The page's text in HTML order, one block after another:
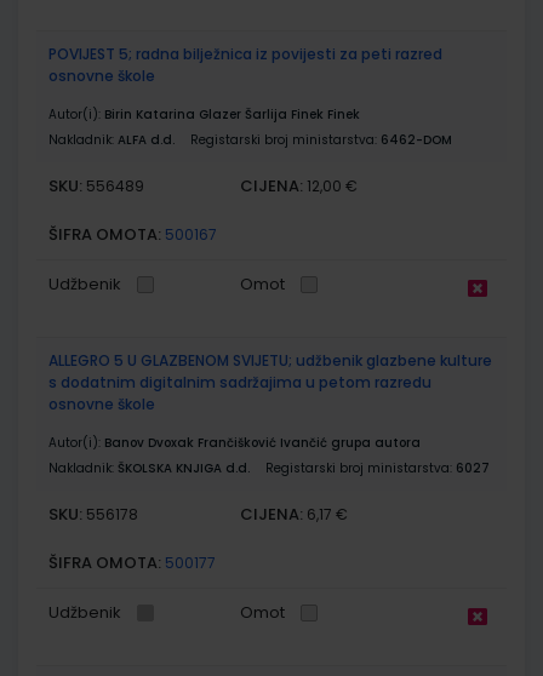
POVIJEST 5; radna bilježnica iz povijesti za peti razred
osnovne škole
Autor(i): Birin Katarina Glazer Šarlija Finek Finek
Nakladnik: ALFA d.d. Registarski broj ministarstva: 6462-DOM
SKU: 556489 CIJENA: 12,00 €
ŠIFRA OMOTA: 500167
Udžbenik Omot
ALLEGRO 5 U GLAZBENOM SVIJETU; udžbenik glazbene kulture
s dodatnim digitalnim sadržajima u petom razredu
osnovne škole
Autor(i): Banov Dvoxak Frančišković Ivančić grupa autora
Nakladnik: ŠKOLSKA KNJIGA d.d. Registarski broj ministarstva: 6027
SKU: 556178 CIJENA: 6,17 €
ŠIFRA OMOTA: 500177
Udžbenik Omot